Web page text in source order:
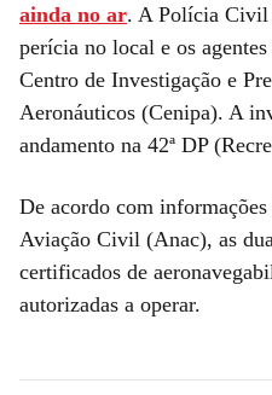
ainda no ar. A Polícia Civil
perícia no local e os
Centro de Investigação e
Aeronáuticos (Cenipa). A
andamento na 42ª DP
De acordo com
Aviação Civil (Anac), as
certificados de
autorizadas a operar.